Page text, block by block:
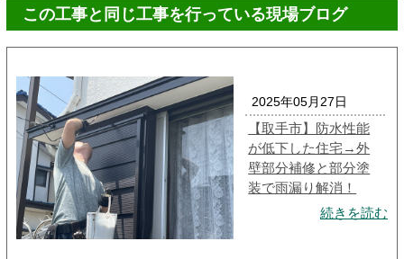
この工事と同じ工事を行っている現場ブログ
2025年05月27日
【取手市】防水性能
が低下した住宅→外
壁部分補修と部分塗
装で雨漏り解消！
続きを読む